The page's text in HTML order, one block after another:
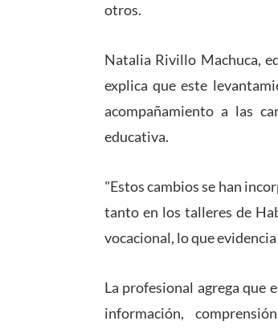
otros.
Natalia Rivillo Machuca,
explica que este
acompañamiento a las
educativa.
"Estos cambios se han
tanto en los talleres de
vocacional, lo que
La profesional agrega que
información,